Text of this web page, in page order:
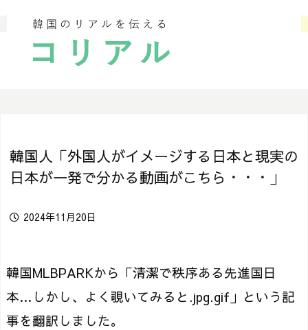
韓国人「外国人がイメージする日本と現実の
日本が一発で分かる動画がこちら・・・」
2024年11月20日
韓国MLBPARKから「清潔で秩序ある先進国日
本…しかし、よく覗いてみると.jpg.gif」という記
事を翻訳しました。